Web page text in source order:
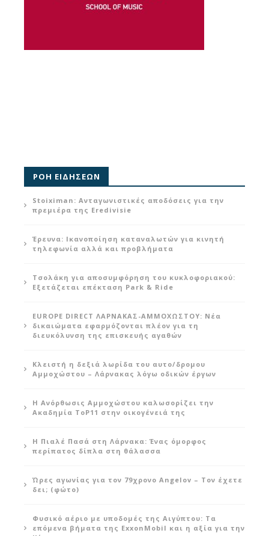
ΡΟΗ ΕΙΔΗΣΕΩΝ
Stoiximan: Ανταγωνιστικές αποδόσεις για την
πρεμιέρα της Eredivisie
Έρευνα: Ικανοποίηση καταναλωτών για κινητή
τηλεφωνία αλλά και προβλήματα
Τσολάκη για αποσυμφόρηση του κυκλοφοριακού:
Εξετάζεται επέκταση Park & Ride
EUROPE DIRECT ΛΑΡΝΑΚΑΣ-ΑΜΜΟΧΩΣΤΟΥ: Νέα
δικαιώματα εφαρμόζονται πλέον για τη
διευκόλυνση της επισκευής αγαθών
Κλειστή η δεξιά λωρίδα του αυτο/δρομου
Αμμοχώστου – Λάρνακας λόγω οδικών έργων
Η Ανόρθωσις Αμμοχώστου καλωσορίζει την
Ακαδημία ToP11 στην οικογένειά της
Η Πιαλέ Πασά στη Λάρνακα: Ένας όμορφος
περίπατος δίπλα στη θάλασσα
Ώρες αγωνίας για τον 79χρονο Angelov – Τον έχετε
δει; (φώτο)
Φυσικό αέριο με υποδομές της Αιγύπτου: Τα
επόμενα βήματα της ExxonMobil και η αξία για την